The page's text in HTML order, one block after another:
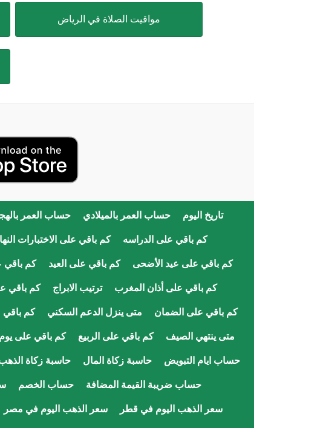
مواقيت الصلاة في الرياض
تاريخ اليوم حساب العمر بالميلادي حساب العمر
كم باقي على الدراسه كم باقي على الاختبارات
كم باقي على عيد الأضحى كم باقي على العيد كم باقي
كم باقي على أذان المغرب ترتيب الابراج كم باقي
كم باقي على الضمان متى ينزل الدعم السكني كم باقي
متى ينتهي الصيف كم باقي على الربيع كم باقي على
حساب ايام التبويض حاسبة زكاة المال حاسبة زكاة
حساب ضريبة القيمة المضافة حساب الخصم
سعر الذهب اليوم في قطر سعر الذهب اليوم في مصر